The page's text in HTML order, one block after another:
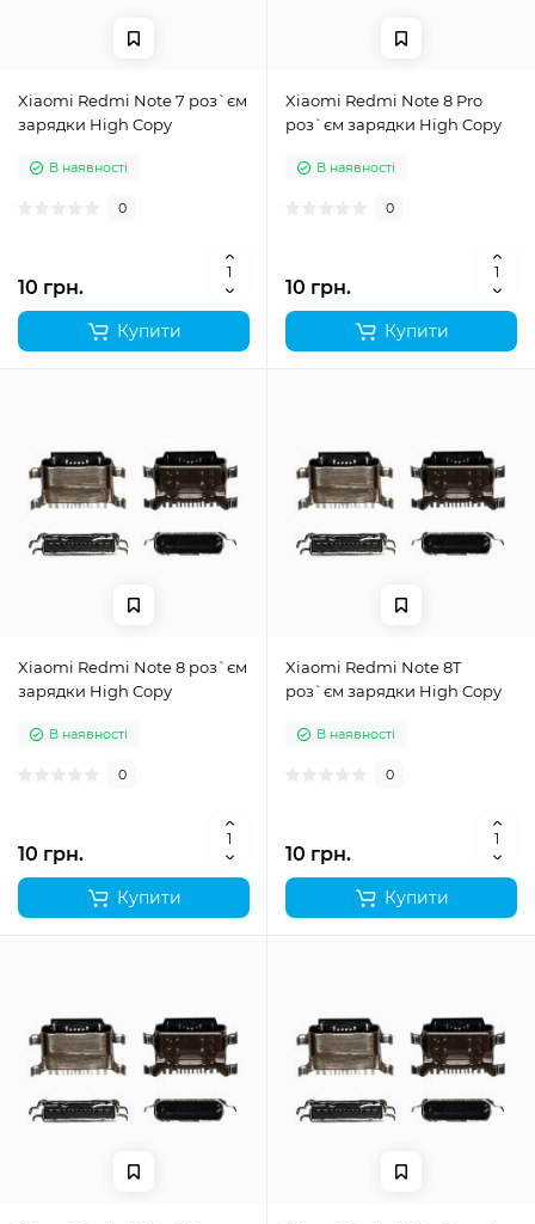
Xiaomi Redmi Note 7 роз`єм
зарядки High Copy
В наявності
0
10 грн.
Купити
Xiaomi Redmi Note 8 Pro
роз`єм зарядки High Copy
В наявності
0
10 грн.
Купити
Xiaomi Redmi Note 8 роз`єм
зарядки High Copy
В наявності
0
10 грн.
Купити
Xiaomi Redmi Note 8T
роз`єм зарядки High Copy
В наявності
0
10 грн.
Купити